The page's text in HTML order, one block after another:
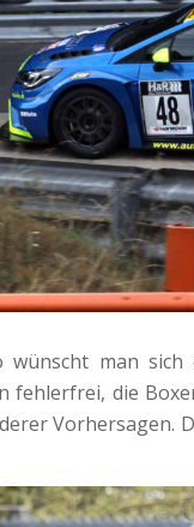
man sich
fehlerfrei, die
Vorhersagen.